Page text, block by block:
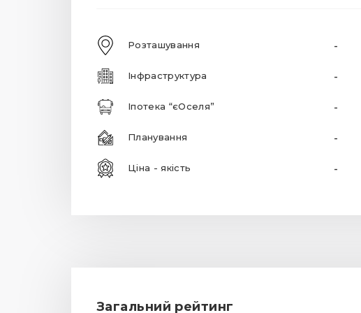
Розташування -
Інфраструктура -
Іпотека “єОселя” -
Планування -
Ціна - якість -
Загальний рейтинг